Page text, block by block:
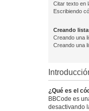
Citar texto en
Escribiendo
Creando
Creando una
Creando una
¿Qué es el
BBCode es
desactivando